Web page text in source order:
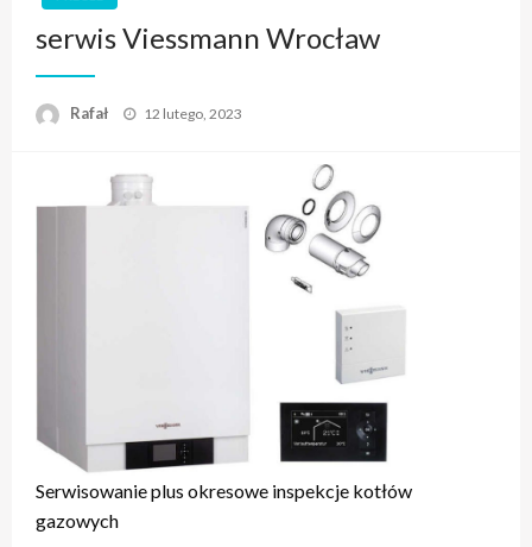
serwis Viessmann Wrocław
Rafał
Opublikowane
12 lutego, 2023
Serwisowanie plus okresowe inspekcje kotłów
gazowych